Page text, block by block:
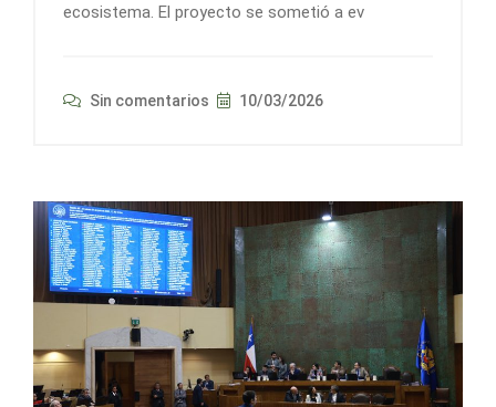
ecosistema. El proyecto se sometió a ev
Sin comentarios 10/03/2026